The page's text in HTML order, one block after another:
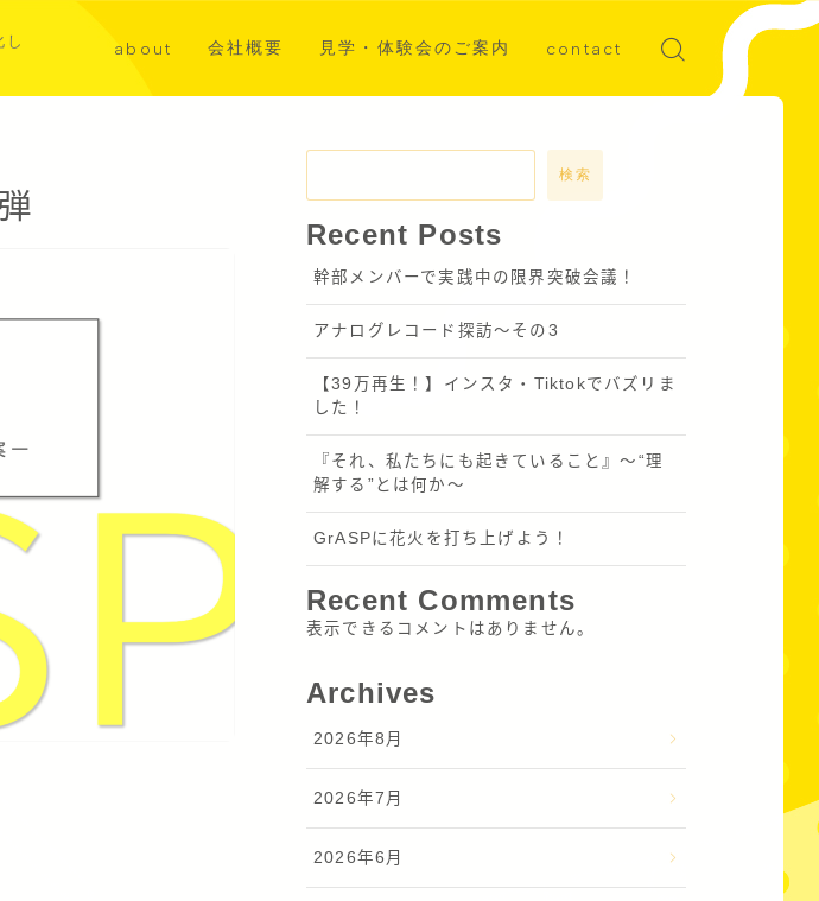
し
about 会社概要
共同事業募集
見学・体験会のご案内 contact
検索
Recent Posts
幹部メンバーで実践中の限界突破会議！
アナログレコード探訪～その3
【39万再生！】インスタ・Tiktokでバズリま
した！
『それ、私たちにも起きていること』〜“理
解する”とは何か～
GrASPに花火を打ち上げよう！
Recent Comments
表示できるコメントはありません。
Archives
2026年8月
2026年7月
2026年6月